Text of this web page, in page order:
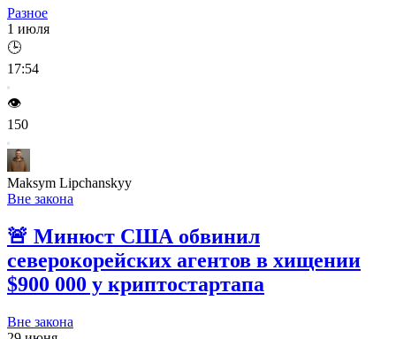
Разное
1 июля
🕒
17:54
👁️
150
Maksym Lipchanskyy
Вне закона
🚨 Минюст США обвинил
северокорейских агентов в хищении
$900 000 у криптостартапа
Вне закона